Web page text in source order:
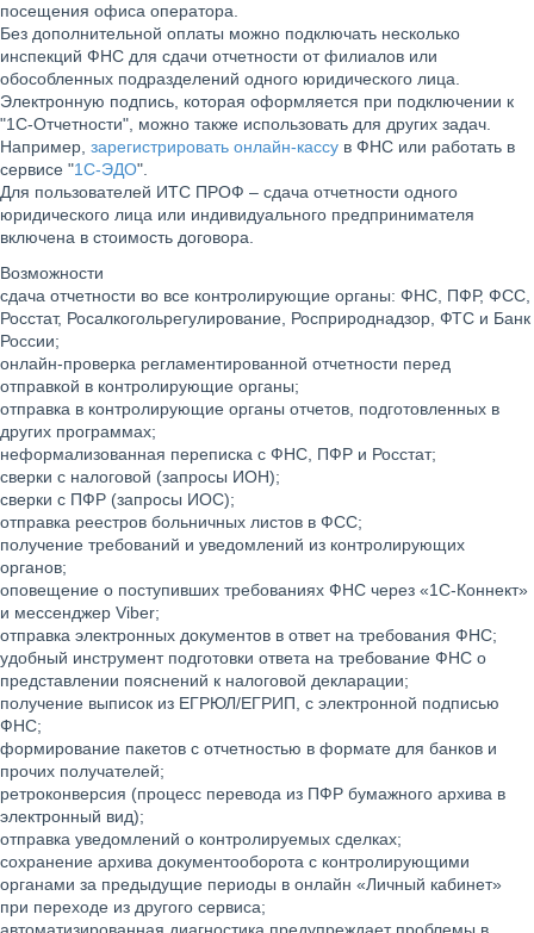
посещения офиса оператора.
Без дополнительной оплаты можно подключать несколько
инспекций ФНС для сдачи отчетности от филиалов или
обособленных подразделений одного юридического лица.
Электронную подпись, которая оформляется при подключении к
"1С-Отчетности", можно также использовать для других задач.
Например, зарегистрировать онлайн-кассу в ФНС или работать в
сервисе "1С-ЭДО".
Для пользователей ИТС ПРОФ – сдача отчетности одного
юридического лица или индивидуального предпринимателя
включена в стоимость договора.
Возможности
сдача отчетности во все контролирующие органы: ФНС, ПФР, ФСС,
Росстат, Росалкогольрегулирование, Росприроднадзор, ФТС и Банк
России;
онлайн-проверка регламентированной отчетности перед
отправкой в контролирующие органы;
отправка в контролирующие органы отчетов, подготовленных в
других программах;
неформализованная переписка с ФНС, ПФР и Росстат;
сверки с налоговой (запросы ИОН);
сверки с ПФР (запросы ИОС);
отправка реестров больничных листов в ФСС;
получение требований и уведомлений из контролирующих
органов;
оповещение о поступивших требованиях ФНС через «1С-Коннект»
и мессенджер Viber;
отправка электронных документов в ответ на требования ФНС;
удобный инструмент подготовки ответа на требование ФНС о
представлении пояснений к налоговой декларации;
получение выписок из ЕГРЮЛ/ЕГРИП, с электронной подписью
ФНС;
формирование пакетов с отчетностью в формате для банков и
прочих получателей;
ретроконверсия (процесс перевода из ПФР бумажного архива в
электронный вид);
отправка уведомлений о контролируемых сделках;
сохранение архива документооборота с контролирующими
органами за предыдущие периоды в онлайн «Личный кабинет»
при переходе из другого сервиса;